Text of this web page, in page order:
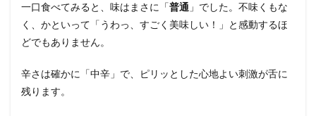
一口食べてみると、味はまさに「普通 」でした。不味くもな
く、かといって「うわっ、すごく美味しい！」と感動するほ
どでもありません。
辛さは確かに「中辛」で、ピリッとした心地よい刺激が舌に
残ります。